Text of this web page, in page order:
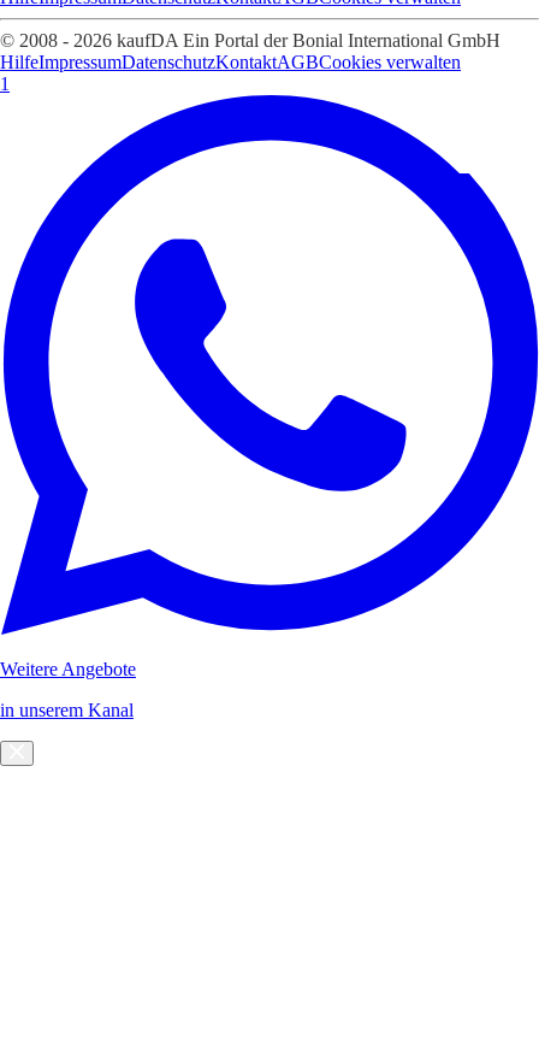
© 2008 - 2026 kaufDA Ein Portal der Bonial International GmbH
HilfeImpressumDatenschutzKontaktAGBCookies verwalten
1
Weitere Angebote
in unserem Kanal